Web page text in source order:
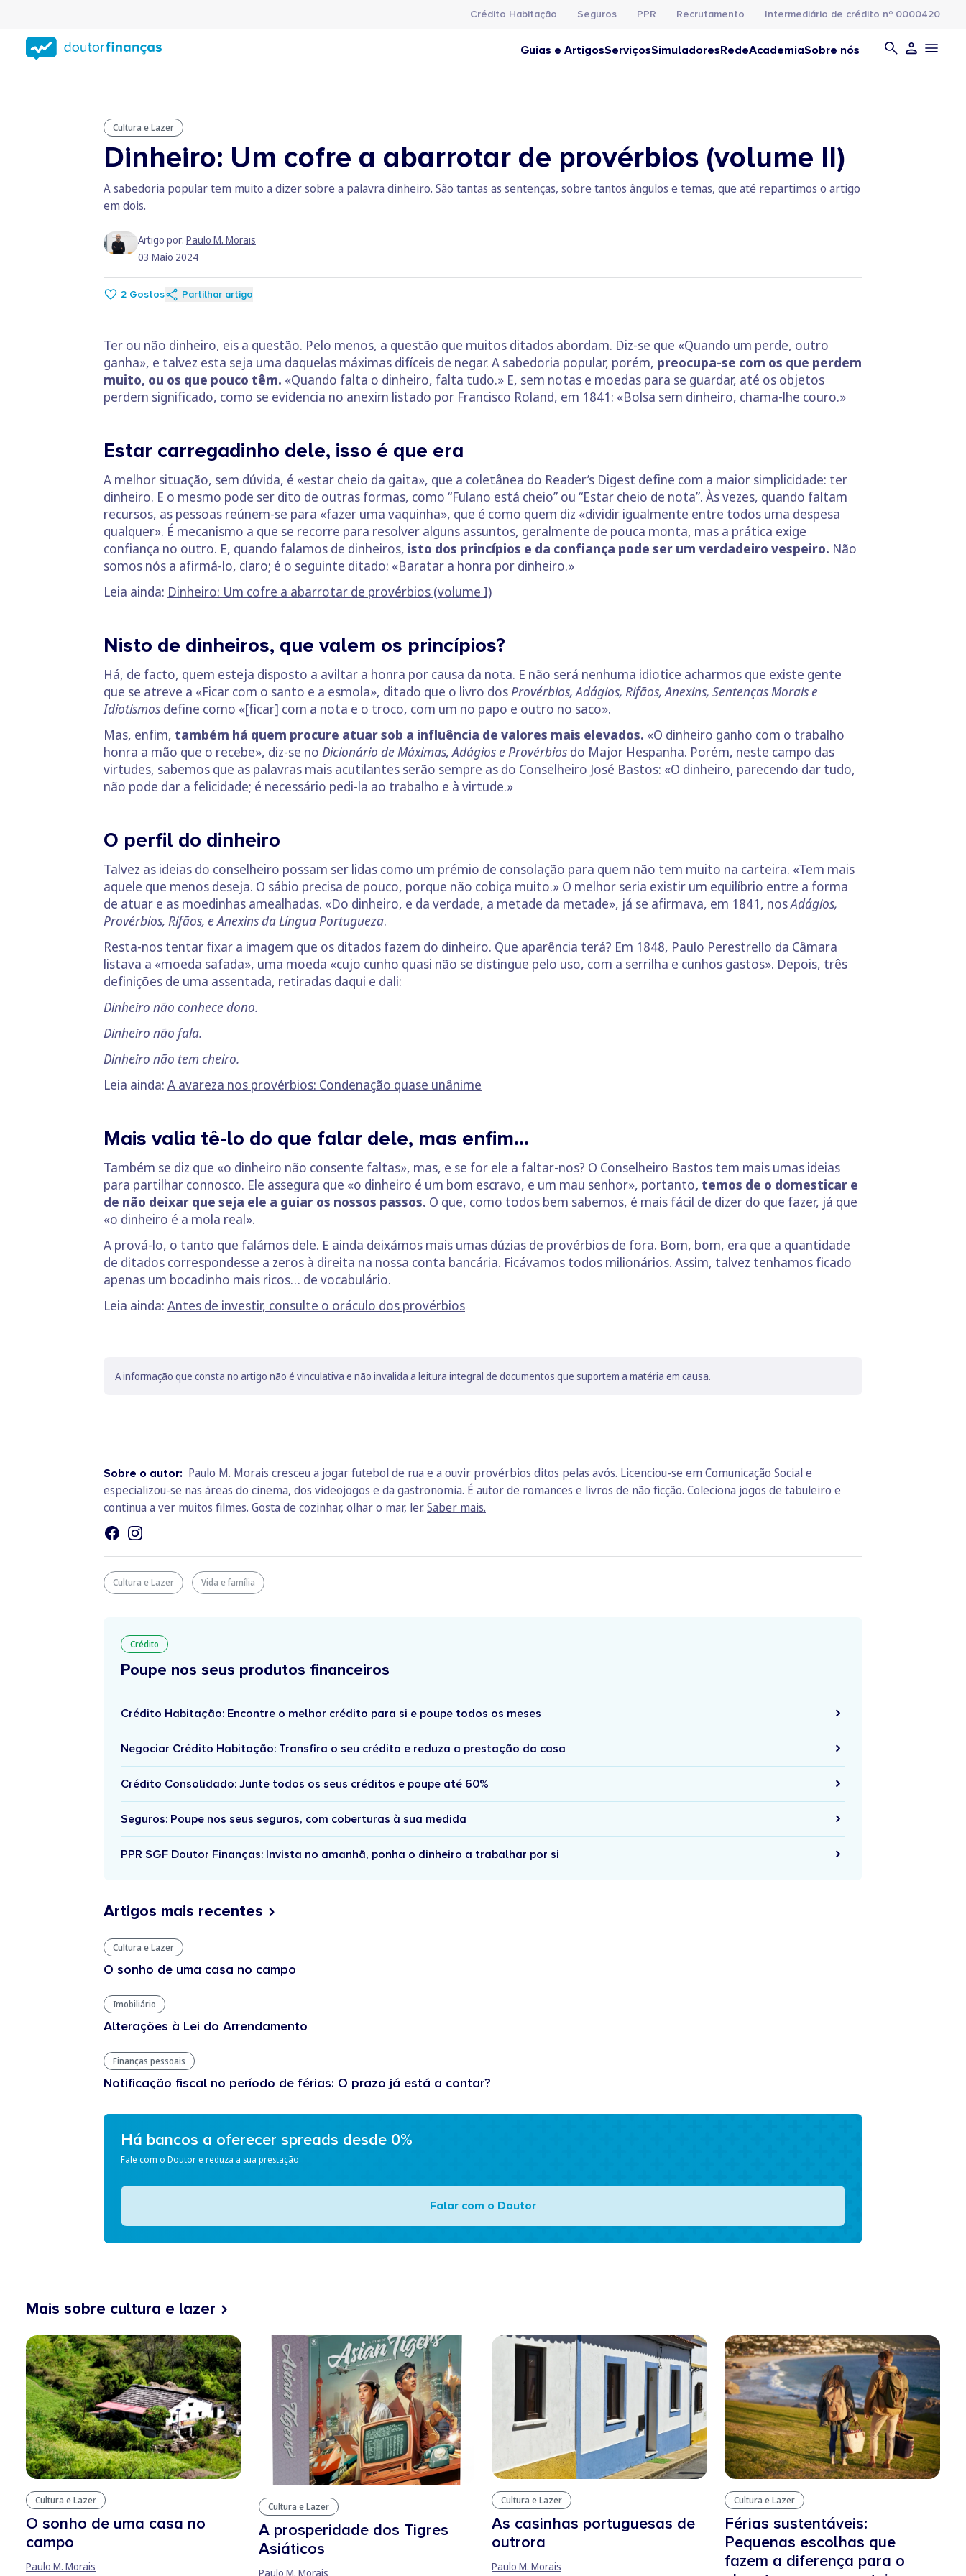
conteúdo
principal
Crédito Habitação Seguros PPR Recrutamento Intermediário de crédito nº 0000420
Guias e ArtigosServiçosSimuladoresRedeAcademiaSobre nós
Cultura e Lazer
Dinheiro: Um cofre a abarrotar de provérbios (volume II)
A sabedoria popular tem muito a dizer sobre a palavra dinheiro. São tantas as sentenças, sobre tantos ângulos e temas, que até repartimos o artigo
em dois.
Artigo por: Paulo M. Morais
03 Maio 2024
2 Gostos Partilhar artigo
Ter ou não dinheiro, eis a questão. Pelo menos, a questão que muitos ditados abordam. Diz-se que «Quando um perde, outro
ganha», e talvez esta seja uma daquelas máximas difíceis de negar. A sabedoria popular, porém, preocupa-se com os que perdem
muito, ou os que pouco têm. «Quando falta o dinheiro, falta tudo.» E, sem notas e moedas para se guardar, até os objetos
perdem significado, como se evidencia no anexim listado por Francisco Roland, em 1841: «Bolsa sem dinheiro, chama-lhe couro.»
Estar carregadinho dele, isso é que era
A melhor situação, sem dúvida, é «estar cheio da gaita», que a coletânea do Reader’s Digest define com a maior simplicidade: ter
dinheiro. E o mesmo pode ser dito de outras formas, como “Fulano está cheio” ou “Estar cheio de nota”. Às vezes, quando faltam
recursos, as pessoas reúnem-se para «fazer uma vaquinha», que é como quem diz «dividir igualmente entre todos uma despesa
qualquer». É mecanismo a que se recorre para resolver alguns assuntos, geralmente de pouca monta, mas a prática exige
confiança no outro. E, quando falamos de dinheiros, isto dos princípios e da confiança pode ser um verdadeiro vespeiro. Não
somos nós a afirmá-lo, claro; é o seguinte ditado: «Baratar a honra por dinheiro.»
Leia ainda: Dinheiro: Um cofre a abarrotar de provérbios (volume I)
Nisto de dinheiros, que valem os princípios?
Há, de facto, quem esteja disposto a aviltar a honra por causa da nota. E não será nenhuma idiotice acharmos que existe gente
que se atreve a «Ficar com o santo e a esmola», ditado que o livro dosProvérbios, Adágios, Rifãos, Anexins, Sentenças Morais e
Idiotismos define como «[ficar] com a nota e o troco, com um no papo e outro no saco».
Mas, enfim, também há quem procure atuar sob a influência de valores mais elevados. «O dinheiro ganho com o trabalho
honra a mão que o recebe», diz-se no Dicionário de Máximas, Adágios e Provérbios do Major Hespanha. Porém, neste campo das
virtudes, sabemos que as palavras mais acutilantes serão sempre as do Conselheiro José Bastos: «O dinheiro, parecendo dar tudo,
não pode dar a felicidade; é necessário pedi-la ao trabalho e à virtude.»
O perfil do dinheiro
Talvez as ideias do conselheiro possam ser lidas como um prémio de consolação para quem não tem muito na carteira. «Tem mais
aquele que menos deseja. O sábio precisa de pouco, porque não cobiça muito.» O melhor seria existir um equilíbrio entre a forma
de atuar e as moedinhas amealhadas. «Do dinheiro, e da verdade, a metade da metade», já se afirmava, em 1841, nosAdágios,
Provérbios, Rifãos, e Anexins da Língua Portugueza.
Resta-nos tentar fixar a imagem que os ditados fazem do dinheiro. Que aparência terá? Em 1848, Paulo Perestrello da Câmara
listava a «moeda safada», uma moeda «cujo cunho quasi não se distingue pelo uso, com a serrilha e cunhos gastos». Depois, três
definições de uma assentada, retiradas daqui e dali:
Dinheiro não conhece dono.
Dinheiro não fala.
Dinheiro não tem cheiro.
Leia ainda: A avareza nos provérbios: Condenação quase unânime
Mais valia tê-lo do que falar dele, mas enfim…
Também se diz que «o dinheiro não consente faltas», mas, e se for ele a faltar-nos? O Conselheiro Bastos tem mais umas ideias
para partilhar connosco. Ele assegura que «o dinheiro é um bom escravo, e um mau senhor», portanto, temos de o domesticar e
de não deixar que seja ele a guiar os nossos passos. O que, como todos bem sabemos, é mais fácil de dizer do que fazer, já que
«o dinheiro é a mola real».
A prová-lo, o tanto que falámos dele. E ainda deixámos mais umas dúzias de provérbios de fora. Bom, bom, era que a quantidade
de ditados correspondesse a zeros à direita na nossa conta bancária. Ficávamos todos milionários. Assim, talvez tenhamos ficado
apenas um bocadinho mais ricos… de vocabulário.
Leia ainda: Antes de investir, consulte o oráculo dos provérbios
A informação que consta no artigo não é vinculativa e não invalida a leitura integral de documentos que suportem a matéria em causa.
Sobre o autor: Paulo M. Morais cresceu a jogar futebol de rua e a ouvir provérbios ditos pelas avós. Licenciou-se em Comunicação Social e
especializou-se nas áreas do cinema, dos videojogos e da gastronomia. É autor de romances e livros de não ficção. Coleciona jogos de tabuleiro e
continua a ver muitos filmes. Gosta de cozinhar, olhar o mar, ler.Saber mais.
Cultura e Lazer Vida e família
Crédito
Poupe nos seus produtos financeiros
Crédito Habitação: Encontre o melhor crédito para si e poupe todos os meses
Negociar Crédito Habitação: Transfira o seu crédito e reduza a prestação da casa
Crédito Consolidado: Junte todos os seus créditos e poupe até 60%
Seguros: Poupe nos seus seguros, com coberturas à sua medida
PPR SGF Doutor Finanças: Invista no amanhã, ponha o dinheiro a trabalhar por si
Artigos mais recentes
Cultura e Lazer
O sonho de uma casa no campo
Imobiliário
Alterações à Lei do Arrendamento
Finanças pessoais
Notificação fiscal no período de férias: O prazo já está a contar?
Há bancos a oferecer spreads desde 0%
Fale com o Doutor e reduza a sua prestação
Falar com o Doutor
Mais sobre cultura e lazer
Cultura e Lazer
O sonho de uma casa no
campo
Paulo M. Morais
Cultura e Lazer
A prosperidade dos Tigres
Asiáticos
Paulo M. Morais
Cultura e Lazer
As casinhas portuguesas de
outrora
Paulo M. Morais
Cultura e Lazer
Férias sustentáveis:
Pequenas escolhas que
fazem a diferença para o